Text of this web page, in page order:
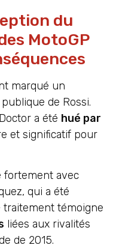
du
MotoGP
marqué un
de Rossi.
a été hué par
et significatif pour
fortement avec
qui a été
traitement témoigne
liées aux rivalités
de 2015.